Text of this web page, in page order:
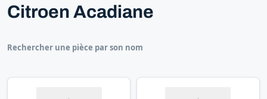
Citroen Acadiane
Rechercher une pièce par son nom